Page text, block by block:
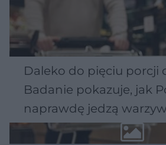
Daleko do pięciu porcji
Badanie pokazuje, jak
naprawdę jedzą